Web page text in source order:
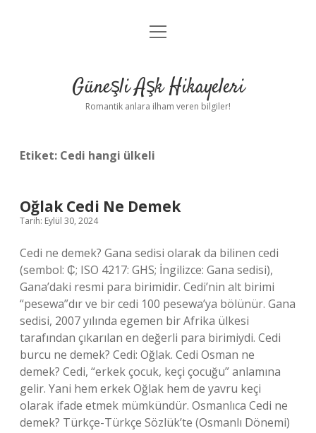
Anasayfa
Yasal Uyarı
menüyü
Güneşli Aşk Hikayeleri
Romantik anlara ilham veren bilgiler!
Etiket: Cedi hangi ülkeli
Oğlak Cedi Ne Demek
Tarih: Eylül 30, 2024
Cedi ne demek? Gana sedisi olarak da bilinen cedi
(sembol: ₵; ISO 4217: GHS; İngilizce: Gana sedisi),
Gana’daki resmi para birimidir. Cedi’nin alt birimi
“pesewa”dır ve bir cedi 100 pesewa’ya bölünür. Gana
sedisi, 2007 yılında egemen bir Afrika ülkesi
tarafından çıkarılan en değerli para birimiydi. Cedi
burcu ne demek? Cedi: Oğlak. Cedi Osman ne
demek? Cedi, “erkek çocuk, keçi çocuğu” anlamına
gelir. Yani hem erkek Oğlak hem de yavru keçi
olarak ifade etmek mümkündür. Osmanlıca Cedi ne
demek? Türkçe-Türkçe Sözlük’te (Osmanlı Dönemi)